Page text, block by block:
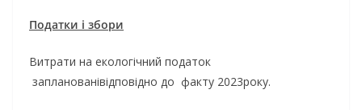
Податки і збори
Витрати на екологічний податок
запланованівідповідно до факту 2023року.